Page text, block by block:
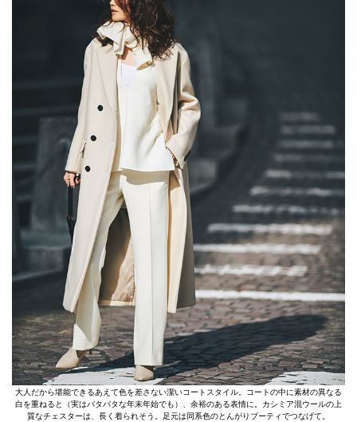
大人だから堪能できるあえて色を差さない潔いコートスタイル。コートの中に素材の異なる
白を重ねると（実はバタバタな年末年始でも）、余裕のある表情に。カシミア混ウールの上
質なチェスターは、長く着られそう。足元は同系色のとんがりブーティでつなげて。